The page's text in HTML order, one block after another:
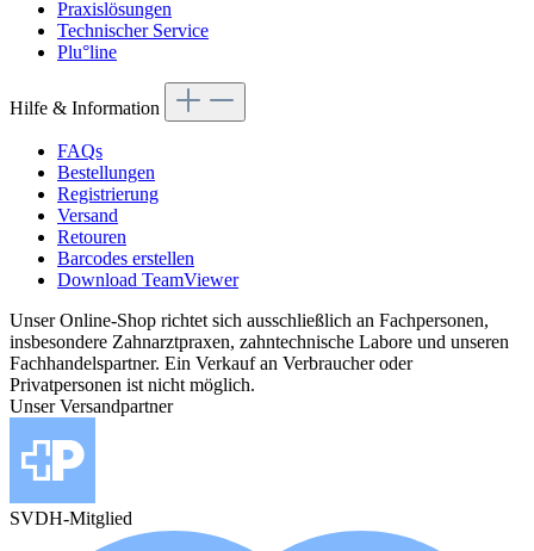
Praxislösungen
Technischer Service
Plu°line
Hilfe & Information
FAQs
Bestellungen
Registrierung
Versand
Retouren
Barcodes erstellen
Download TeamViewer
Unser Online-Shop richtet sich ausschließlich an Fachpersonen,
insbesondere Zahnarztpraxen, zahntechnische Labore und unseren
Fachhandelspartner. Ein Verkauf an Verbraucher oder
Privatpersonen ist nicht möglich.
Unser Versandpartner
SVDH-Mitglied